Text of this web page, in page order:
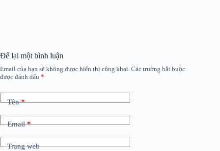
Để lại một bình luận
Email của bạn sẽ không được hiển thị công khai. Các trường bắt buộc
được đánh dấu *
Tên*
Email*
Trang web